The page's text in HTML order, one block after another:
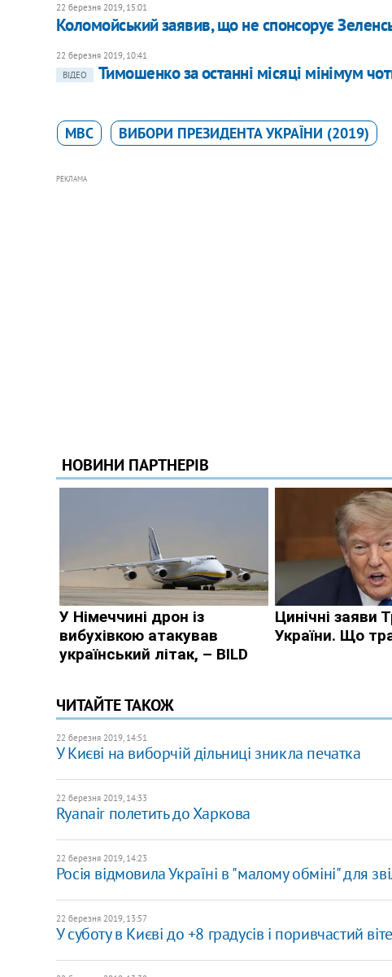
22 березня 2019, 15:01
Коломойський заявив, що не спонсорує
22 березня 2019, 10:41
ВІДЕО
Тимошенко за останні місяці мінімум
МВС ВИБОРИ ПРЕЗИДЕНТА УКРАЇНИ (2019)
РЕКЛАМА
ЧИТАЙТЕ ТАКОЖ
22 березня 2019, 14:51
У Києві на виборчій дільниці зникла печатка
22 березня 2019, 14:33
Ryanair полетить до Харкова
22 березня 2019, 14:23
Росія відмовила Україні в "малому обміні" для
22 березня 2019, 13:57
У суботу в Києві до +8 градусів і поривчастий